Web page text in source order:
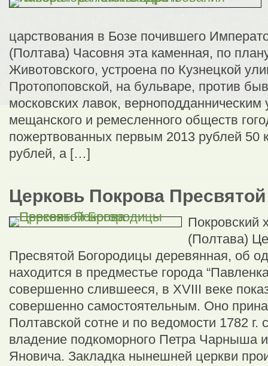
царствования в Бозе почившего
(Полтава) Часовня эта каменная, по
Животовского, устроена по Кузнецкой
Протопоповской, на бульваре, против
московских лавок, верноподданническим
мещанского и ремесленного обществ
пожертвованных первым 2013 рублей 50
рублей, а […]
Церковь Покрова
Покровский
(Полтава)
Пресвятой Богородицы деревянная, об
находится в предместье города
совершенно слившееся, в XVIII веке
совершенно самостоятельным. Оно
Полтавской сотне и по ведомости 1782 г.
владение подкоморного Петра Чарныша
Яновича. Закладка нынешней церкви